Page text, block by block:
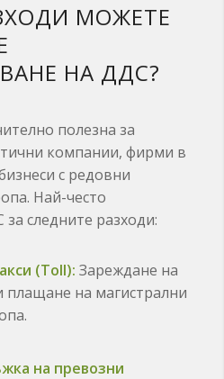
МОЖЕТЕ
НА ДДС?
полезна за
компании, фирми в
с редовни
Най-често
следните разходи:
(Toll): Зареждане на
плащане на магистрални
на превозни